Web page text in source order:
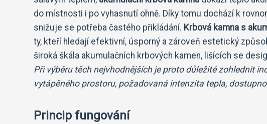
do místnosti i po vyhasnutí ohně. Díky tomu dochází k
snižuje se potřeba častého přikládání. Krbová kamna s
ty, kteří hledají efektivní, úsporný a zároveň estetický
široká škála akumulačních krbových kamen, lišících se
Při výběru těch nejvhodnějších je proto důležité zohlednit
vytápěného prostoru, požadovaná intenzita tepla,
Princip fungování